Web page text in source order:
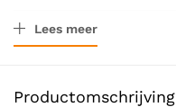
Materiaal
Lees meer
Productomschrijving